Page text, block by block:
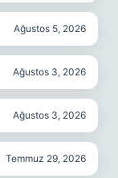
Ağustos 5, 2026
Ağustos 3, 2026
Ağustos 3, 2026
Temmuz 29, 2026